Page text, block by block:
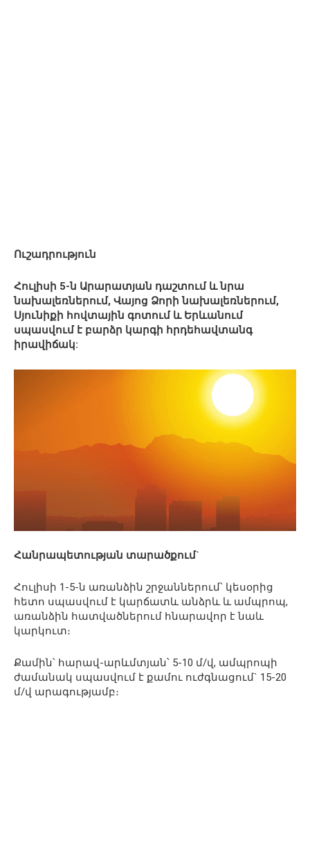
Ուշադրություն
Հուլիսի 5-ն Արարատյան դաշտում և նրա
նախալեռներում, Վայոց Ձորի նախալեռներում,
Սյունիքի հովտային գոտում և Երևանում
սպասվում է բարձր կարգի հրդեհավտանգ
իրավիճակ:
Հանրապետության տարածքում`
Հուլիսի 1-5-ն առանձին շրջաններում՝ կեսօրից
հետո սպասվում է կարճատև անձրև և ամպրոպ,
առանձին հատվածներում հնարավոր է նաև
կարկուտ։
Քամին՝ հարավ-արևմտյան՝ 5-10 մ/վ, ամպրոպի
ժամանակ սպասվում է քամու ուժգնացում` 15-20
մ/վ արագությամբ։